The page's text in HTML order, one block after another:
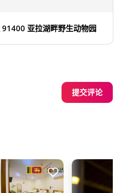
亚拉湖畔野生动物园
提交评论